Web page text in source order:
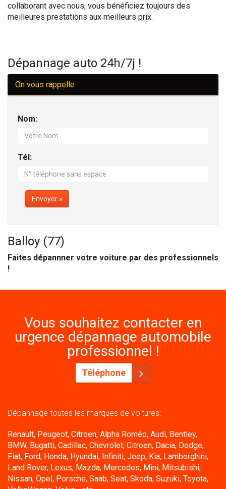
collaborant avec nous, vous bénéficiez toujours des
meilleures prestations aux meilleurs prix.
Dépannage auto 24h/7j !
On vous rappelle
Nom:
Tél:
Envoyer »
Balloy (77)
Faites dépannner votre voiture par des professionnels
!
Vous souhaitez contacter en
urgence dépannage automobile
professionnel !
Téléphone
Dépannage toutes les marques de voitures:
Renault, Peugeot, Citroen, Alpha Roméo, Audi, Bentley,
BMW, Bugatti, Cadillac, Chevrolet, Citroen, Dacia, Dodge,
Fiat, Ford, Honda, Hyundai, Infiniti, Jeep, Kia, Lamborghini,
Land Rover, Lexus, Mazda, Mercedes, Mini, Mitsubishi,
Nissan, Opel, Porsche, Saab, Seat, Skoda, Suzuki, Toyota,